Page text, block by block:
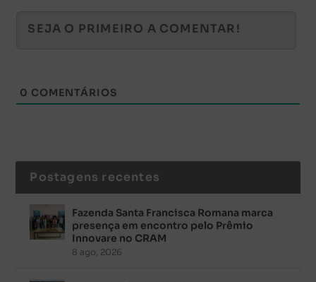
0 COMENTÁRIOS
Postagens recentes
Fazenda Santa Francisca Romana marca
presença em encontro pelo Prêmio
Innovare no CRAM
8 ago, 2026